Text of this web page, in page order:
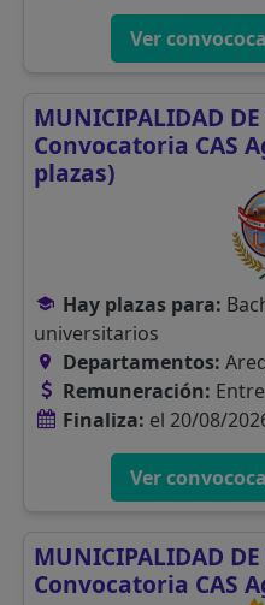
Ver
MUNICIPALIDAD
Convocatoria CAS
plazas)
Hay plazas para:
universitarios
Departamentos:
Remuneración:
Finaliza: el 20/08/
Ver
MUNICIPALIDAD
Convocatoria CAS